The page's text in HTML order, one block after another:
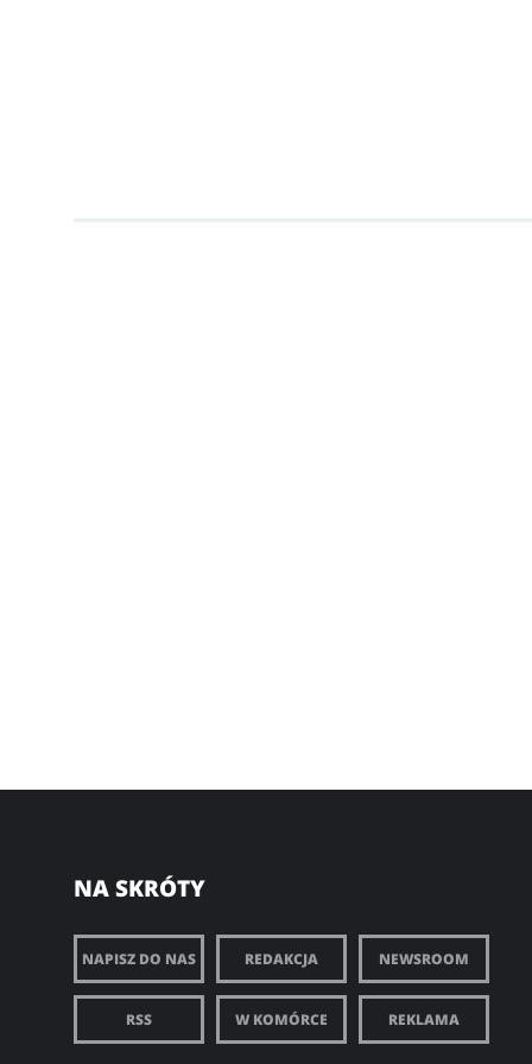
NA SKRÓTY
NAPISZ DO NAS REDAKCJA NEWSROOM
RSS W KOMÓRCE REKLAMA